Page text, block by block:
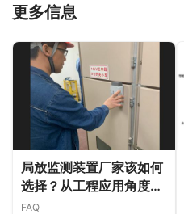
更多信息
局放监测装置厂家该如何
选择？从工程应用角度谈
几个关键点
FAQ